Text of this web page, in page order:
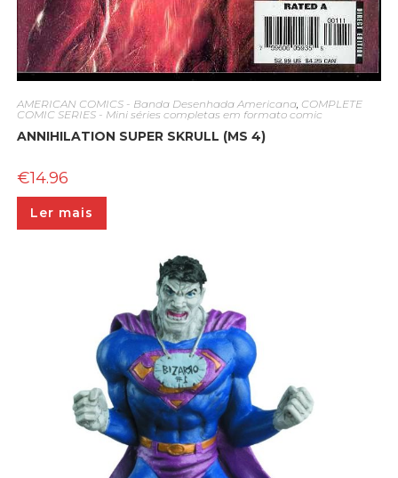
AMERICAN COMICS - Banda Desenhada Americana, COMPLETE
COMIC SERIES - Mini séries completas em formato comic
ANNIHILATION SUPER SKRULL (MS 4)
€14.96
Ler mais